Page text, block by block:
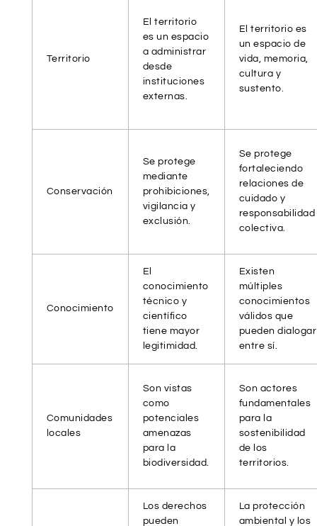
Territorio
El territorio
es un espacio
a administrar
desde
instituciones
externas.
El territorio es
un espacio de
vida, memoria,
cultura y
sustento.
Conservación
Se protege
mediante
prohibiciones,
vigilancia y
exclusión.
Se protege
fortaleciendo
relaciones de
cuidado y
responsabilidad
colectiva.
Conocimiento
El
conocimiento
técnico y
científico
tiene mayor
legitimidad.
Existen
múltiples
conocimientos
válidos que
pueden dialogar
entre sí.
Comunidades
locales
Son vistas
como
potenciales
amenazas
para la
biodiversidad.
Son actores
fundamentales
para la
sostenibilidad
de los
territorios.
Los derechos
pueden
La protección
ambiental y los